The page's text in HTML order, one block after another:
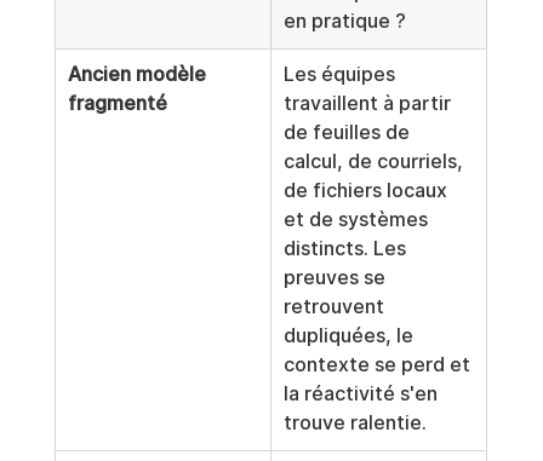
en pratique ?
Ancien modèle
fragmenté
Les équipes
travaillent à partir
de feuilles de
calcul, de courriels,
de fichiers locaux
et de systèmes
distincts. Les
preuves se
retrouvent
dupliquées, le
contexte se perd et
la réactivité s'en
trouve ralentie.